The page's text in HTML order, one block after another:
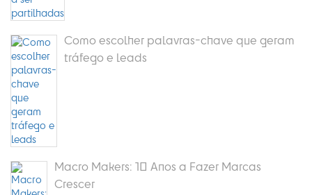
Como escolher palavras-chave que geram
tráfego e leads
Macro Makers: 10 Anos a Fazer Marcas
Crescer